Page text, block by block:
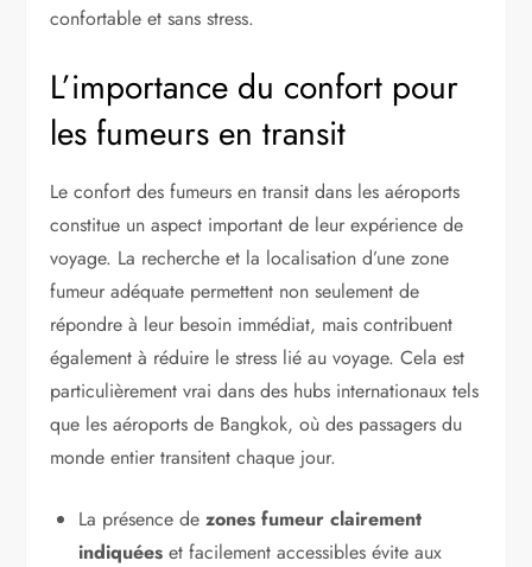
confortable et sans stress.
L’importance du confort pour
les fumeurs en transit
Le confort des fumeurs en transit dans les aéroports
constitue un aspect important de leur expérience de
voyage. La recherche et la localisation d’une zone
fumeur adéquate permettent non seulement de
répondre à leur besoin immédiat, mais contribuent
également à réduire le stress lié au voyage. Cela est
particulièrement vrai dans des hubs internationaux tels
que les aéroports de Bangkok, où des passagers du
monde entier transitent chaque jour.
La présence dezones fumeur clairement
indiquées et facilement accessibles évite aux